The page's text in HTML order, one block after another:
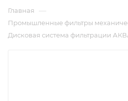
Главная —
Промышленные фильтры
Дисковая система фильтрации